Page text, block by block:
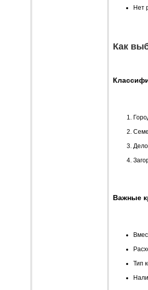
Нет
Как
Важные
Тип